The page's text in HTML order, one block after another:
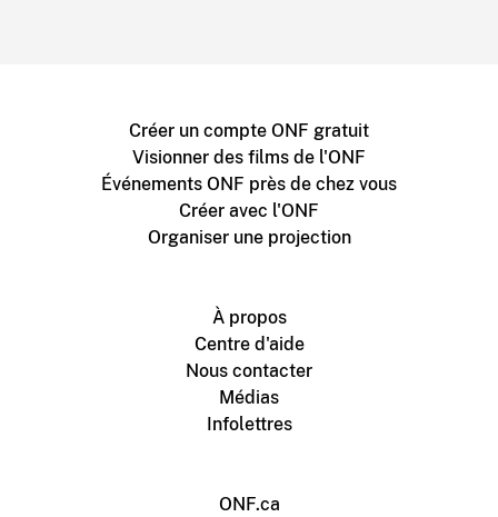
Créer un compte ONF gratuit
Visionner des films de l'ONF
Événements ONF près de chez vous
Créer avec l'ONF
Organiser une projection
À propos
Centre d'aide
Nous contacter
Médias
Infolettres
ONF.ca